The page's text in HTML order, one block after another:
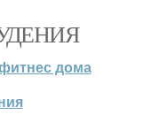
дома